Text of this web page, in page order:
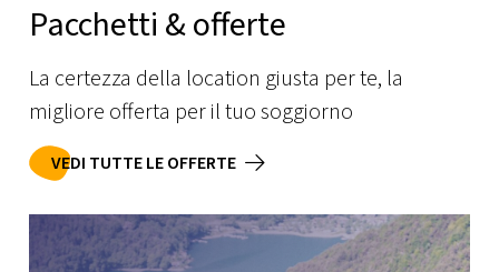
Pacchetti & offerte
La certezza della location giusta per te, la
migliore offerta per il tuo soggiorno
VEDI TUTTE LE OFFERTE